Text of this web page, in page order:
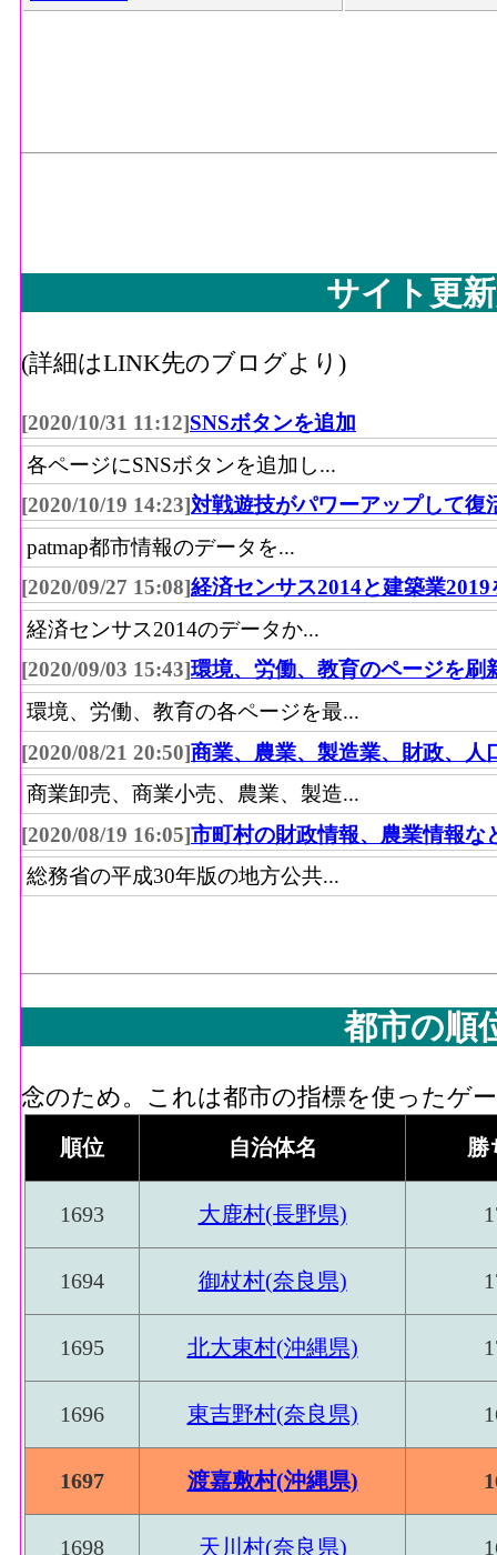
サイト更
(詳細はLINK先のブログより)
[2020/10/31 11:12]SNSボタンを追加
各ページにSNSボタンを追加し...
[2020/10/19 14:23]対戦遊技がパワーアップして復
patmap都市情報のデータを...
[2020/09/27 15:08]経済センサス2014と建築業2019
経済センサス2014のデータか...
[2020/09/03 15:43]環境、労働、教育のページを刷
環境、労働、教育の各ページを最...
[2020/08/21 20:50]商業、農業、製造業、財政、人
商業卸売、商業小売、農業、製造...
[2020/08/19 16:05]市町村の財政情報、農業情報な
総務省の平成30年版の地方公共...
都市の順
念のため。これは都市の指標を使ったゲ
順位 自治体名 勝
1693 大鹿村(長野県)
1694 御杖村(奈良県)
1695 北大東村(沖縄県)
1696 東吉野村(奈良県)
1697 渡嘉敷村(沖縄県)
1698 天川村(奈良県)